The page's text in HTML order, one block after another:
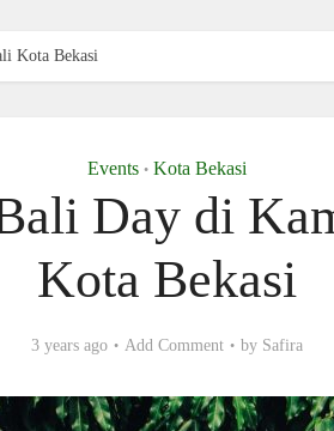
Kota Bekasi
Events • Kota Bekasi
Day di
Kota Bekasi
3 years ago Add Comment by Safira